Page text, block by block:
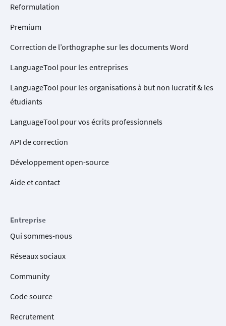
Reformulation
Premium
Correction de l’orthographe sur les documents Word
LanguageTool pour les entreprises
LanguageTool pour les organisations à but non lucratif & les
étudiants
LanguageTool pour vos écrits professionnels
API de correction
Développement open-source
Aide et contact
Entreprise
Qui sommes-nous
Réseaux sociaux
Community
Code source
Recrutement